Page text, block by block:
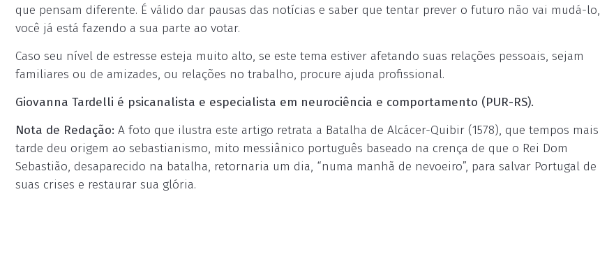
que pensam diferente. É válido dar pausas das notícias e saber que tentar prever o futuro não vai mudá-lo,
você já está fazendo a sua parte ao votar.
Caso seu nível de estresse esteja muito alto, se este tema estiver afetando suas relações pessoais, sejam
familiares ou de amizades, ou relações no trabalho, procure ajuda profissional.
Giovanna Tardelli é psicanalista e especialista em neurociência e comportamento (PUR-RS).
Nota de Redação: A foto que ilustra este artigo retrata a Batalha de Alcácer-Quibir (1578), que tempos mais
tarde deu origem ao sebastianismo, mito messiânico português baseado na crença de que o Rei Dom
Sebastião, desaparecido na batalha, retornaria um dia, “numa manhã de nevoeiro”, para salvar Portugal de
suas crises e restaurar sua glória.